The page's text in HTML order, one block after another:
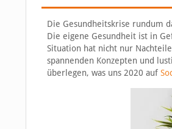
Die Gesundheitskrise rundum
Die eigene Gesundheit ist in
Situation hat nicht nur
spannenden Konzepten und
überlegen, was uns 2020 auf